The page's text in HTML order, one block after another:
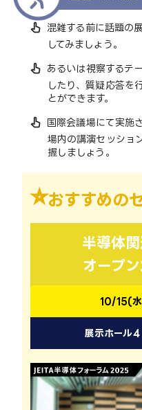
pan_tool_alt
混雑する前に話題の
してみましょう。
pan_tool_alt
あるいは視察するテ
したり、質疑応答を
とができます。
pan_tool_alt
国際会議場にて実施
場内の講演セッショ
握しましょう。
⭐︎おすすめの
半導体
オープ
10/15(
展示ホール4